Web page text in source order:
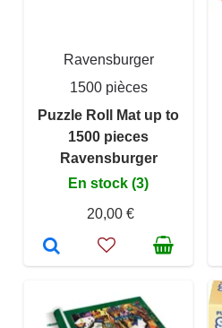
Ravensburger
1500 pièces
Puzzle Roll Mat up to
1500 pieces
Ravensburger
En stock (3)
20,00 €